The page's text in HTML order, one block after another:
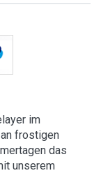
im
frostigen
das
unserem